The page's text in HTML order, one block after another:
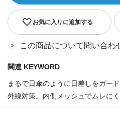
お気に入りに追加する
この商品について問い合わ
関連 KEYWORD
まるで日傘のように日差しをガー
外線対策。内側メッシュでムレにく